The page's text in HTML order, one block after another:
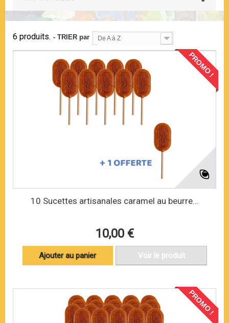
6 produits. - TRIER par De A à Z
PROMO !
10 Sucettes artisanales caramel au beurre...
10,00 €
Ajouter au panier Voir le produit
PROMO !